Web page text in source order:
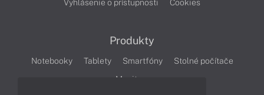
Vyhlásenie o prístupnosti
Cookies
Produkty
Notebooky Tablety Smartfóny
Stolné počítače
Monitory